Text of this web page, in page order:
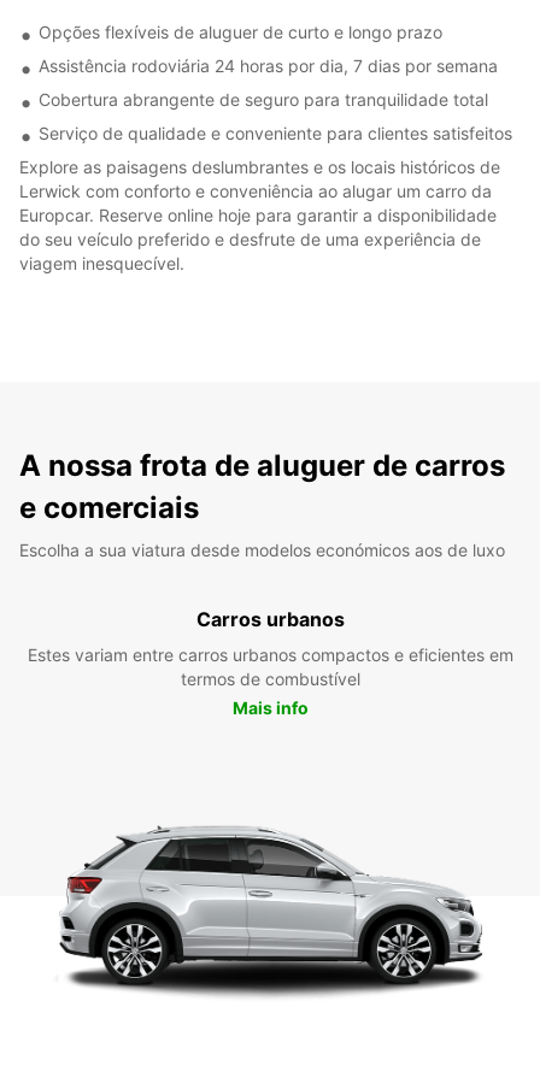
Opções flexíveis de aluguer de curto e longo prazo
Assistência rodoviária 24 horas por dia, 7 dias por semana
Cobertura abrangente de seguro para tranquilidade total
Serviço de qualidade e conveniente para clientes satisfeitos
Explore as paisagens deslumbrantes e os locais históricos de
Lerwick com conforto e conveniência ao alugar um carro da
Europcar. Reserve online hoje para garantir a disponibilidade
do seu veículo preferido e desfrute de uma experiência de
viagem inesquecível.
A nossa frota de aluguer de carros
e comerciais
Escolha a sua viatura desde modelos económicos aos de luxo
Carros urbanos
Estes variam entre carros urbanos compactos e eficientes em
termos de combustível
Mais info